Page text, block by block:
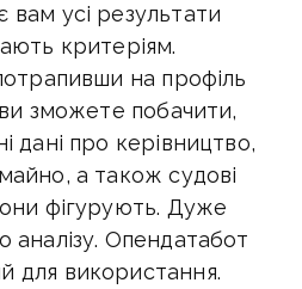
усі результати
критеріям.
на профіль
ви зможете побачити,
дані про керівництво,
а також судові
фігурують. Дуже
аналізу. Опендатабот
для використання.